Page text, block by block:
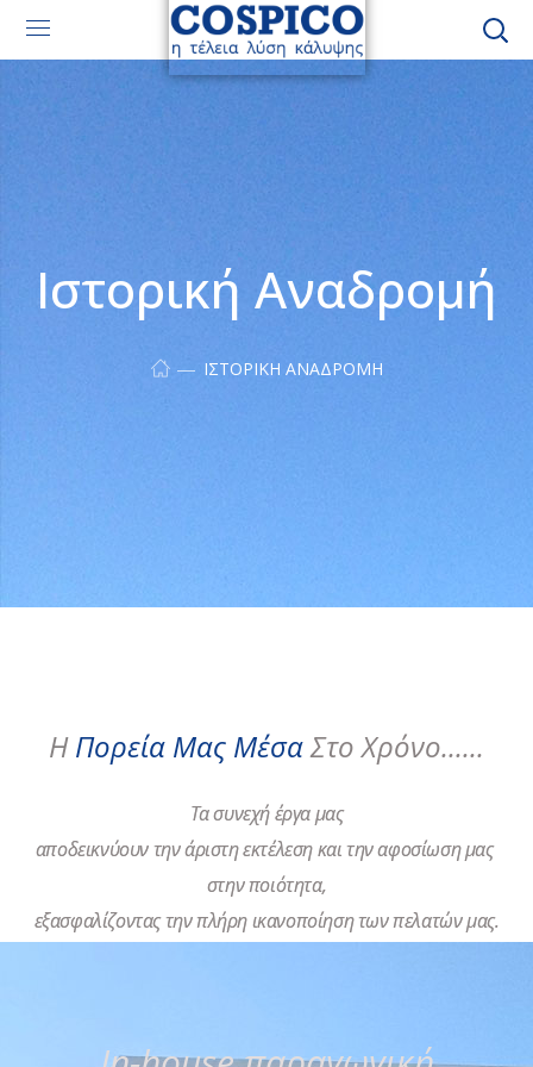
Ιστορική Αναδρομή
ΙΣΤΟΡΙΚΉ ΑΝΑΔΡΟΜΉ
HΠορεία Μας ΜέσαΣτο Χρόνο......
Τασυνεχήέργαμας
αποδεικνύουντηνάριστηεκτέλεσηκαιτηναφοσίωσημας
στην ποιότητα,
εξασφαλίζονταςτην πλήρηικανοποίησητωνπελατώνμας.